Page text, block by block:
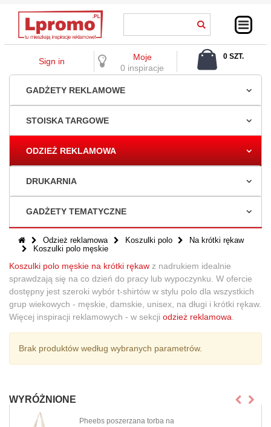
Sign in
Moje
0 inspiracje
0 SZT.
GADŻETY REKLAMOWE
STOISKA TARGOWE
ODZIEŻ REKLAMOWA
DRUKARNIA
GADŻETY TEMATYCZNE
Odzież reklamowa Koszulki polo
Na krótki rękaw
Koszulki polo męskie
Koszulki polo męskie na krótki rękaw z nadrukiem idealnie
sprawdzają się na co dzień do pracy lub wypoczynku. W ofercie
dostępny jest szeroki wybór t-shirtów w stylu polo dla wszystkich
grup wiekowych - męskie, damskie, unisex, na długi i krótki rękaw.
Więcej inspiracji reklamowych - w sekcji odzież reklamowa
Brak produktów według wybranych parametrów.
WYRÓŻNIONE
Pheebs poszerzana torba na